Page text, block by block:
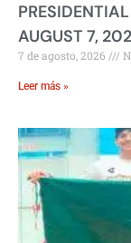
AUGUST 7,
7 de agosto, 2026
Leer más »